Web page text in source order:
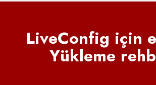
LiveConfig için
Yükleme